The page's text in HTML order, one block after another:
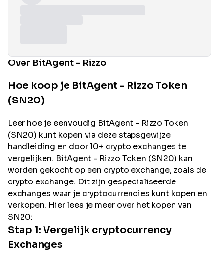
Over BitAgent - Rizzo
Hoe koop je BitAgent - Rizzo Token
(SN20)
Leer hoe je eenvoudig BitAgent - Rizzo Token
(SN20) kunt kopen via deze stapsgewijze
handleiding en door 10+ crypto exchanges te
vergelijken. BitAgent - Rizzo Token (SN20) kan
worden gekocht op een crypto exchange, zoals de
crypto exchange. Dit zijn gespecialiseerde
exchanges waar je cryptocurrencies kunt kopen en
verkopen. Hier lees je meer over het kopen van
SN20:
Stap 1: Vergelijk cryptocurrency
Exchanges